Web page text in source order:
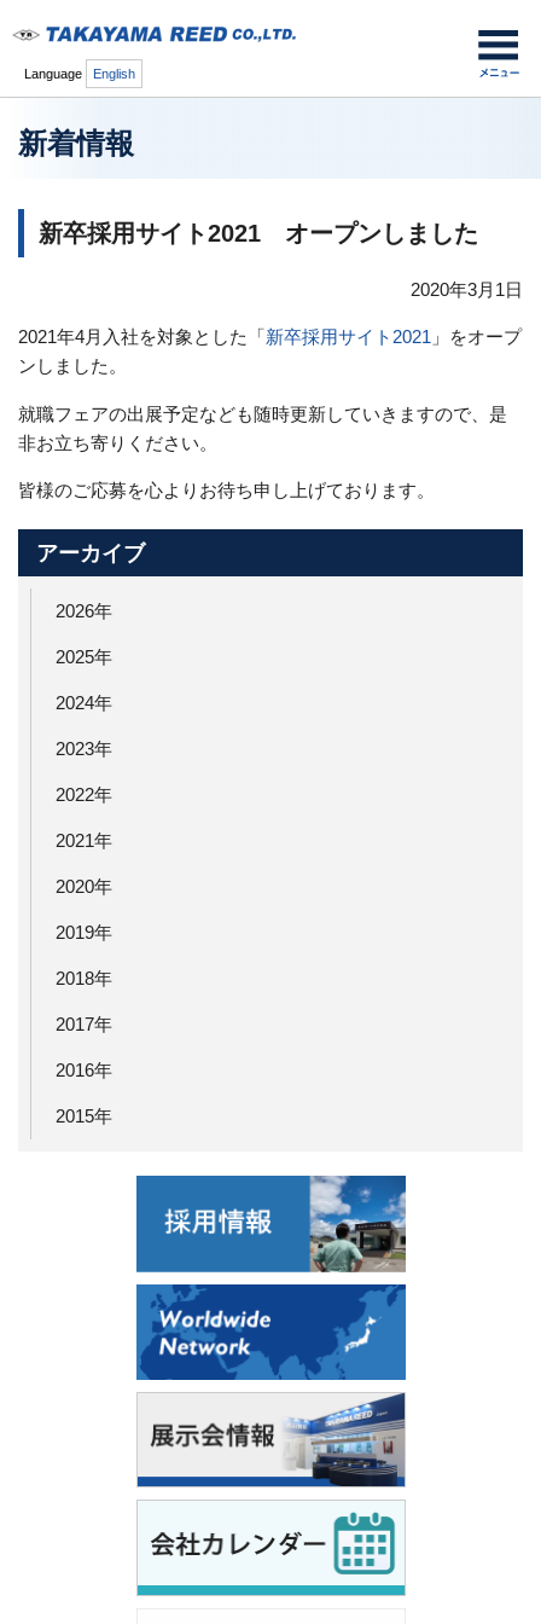
Language English
新着情報
新卒採用サイト2021 オープンしました
2020年3月1日
2021年4月入社を対象とした「新卒採用サイト2021 」をオープ
ンしました。
就職フェアの出展予定なども随時更新していきますので、是
非お立ち寄りください。
皆様のご応募を心よりお待ち申し上げております。
アーカイブ
2026年
2025年
2024年
2023年
2022年
2021年
2020年
2019年
2018年
2017年
2016年
2015年